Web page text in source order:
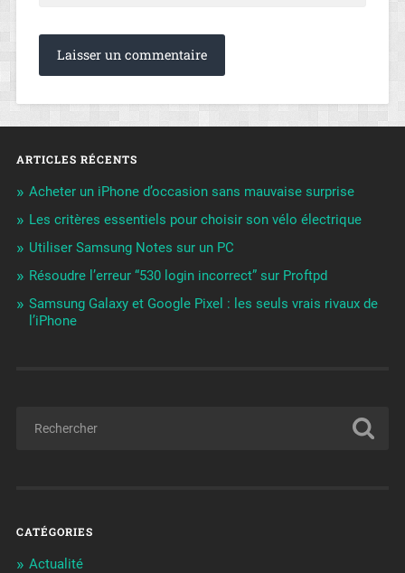
ARTICLES RÉCENTS
Acheter un iPhone d’occasion sans mauvaise surprise
Les critères essentiels pour choisir son vélo électrique
Utiliser Samsung Notes sur un PC
Résoudre l’erreur “530 login incorrect” sur Proftpd
Samsung Galaxy et Google Pixel : les seuls vrais rivaux de
l’iPhone
CATÉGORIES
Actualité